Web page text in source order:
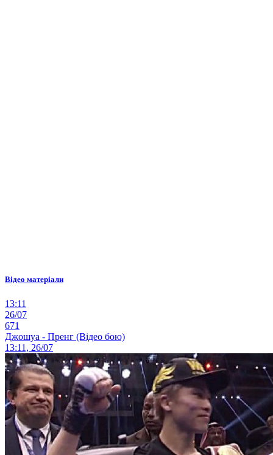
Відео матеріали
13:11
26/07
671
Джошуа - Пренг (Відео бою)
13:11, 26/07